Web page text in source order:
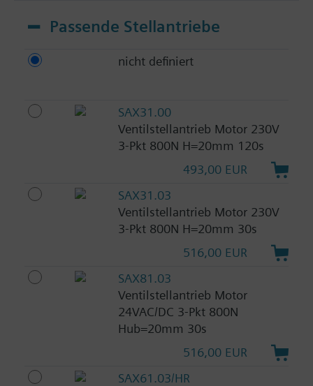
Passende Stellantriebe
nicht definiert
SAX31.00
Ventilstellantrieb Motor 230V
3-Pkt 800N H=20mm 120s
493,00 EUR
SAX31.03
Ventilstellantrieb Motor 230V
3-Pkt 800N H=20mm 30s
516,00 EUR
SAX81.03
Ventilstellantrieb Motor
24VAC/DC 3-Pkt 800N
Hub=20mm 30s
516,00 EUR
SAX61.03/HR